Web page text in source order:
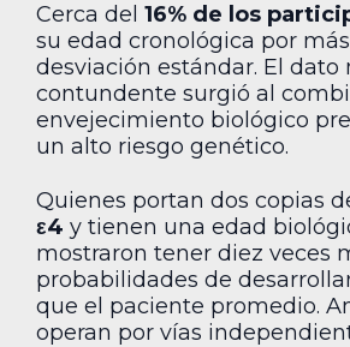
Cerca del 16% de los
su edad cronológica por
desviación estándar. El dato
contundente surgió al
envejecimiento biológico
un alto riesgo genético.
Quienes portan dos copias
ε4 y tienen una edad
mostraron tener diez veces
probabilidades de
que el paciente promedio.
operan por vías